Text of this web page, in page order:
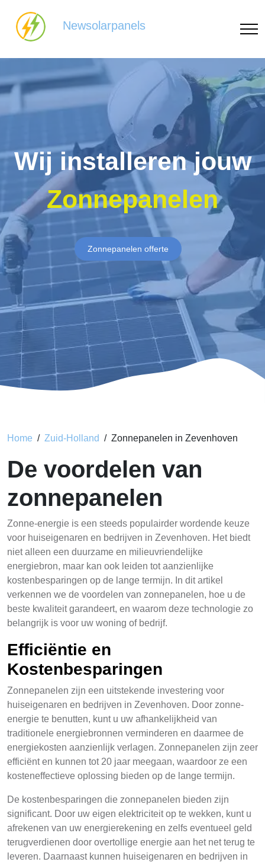
Newsolarpanels
Wij installeren jouw
Zonnepanelen
Zonnepanelen offerte
Home Zuid-Holland Zonnepanelen in Zevenhoven
De voordelen van
zonnepanelen
Zonne-energie is een steeds populairder wordende keuze
voor huiseigenaren en bedrijven in Zevenhoven. Het biedt
niet alleen een duurzame en milieuvriendelijke
energiebron, maar kan ook leiden tot aanzienlijke
kostenbesparingen op de lange termijn. In dit artikel
verkennen we de voordelen van zonnepanelen, hoe u de
beste kwaliteit garandeert, en waarom deze technologie zo
belangrijk is voor uw woning of bedrijf.
Efficiëntie en
Kostenbesparingen
Zonnepanelen zijn een uitstekende investering voor
huiseigenaren en bedrijven in Zevenhoven. Door zonne-
energie te benutten, kunt u uw afhankelijkheid van
traditionele energiebronnen verminderen en daarmee de
energiekosten aanzienlijk verlagen. Zonnepanelen zijn zeer
efficiënt en kunnen tot 20 jaar meegaan, waardoor ze een
kosteneffectieve oplossing bieden op de lange termijn.
De kostenbesparingen die zonnepanelen bieden zijn
significant. Door uw eigen elektriciteit op te wekken, kunt u
afrekenen van uw energierekening en zelfs eventueel geld
terugverdienen door overtollige energie aan het net terug te
leveren. Daarnaast kunnen huiseigenaren en bedrijven in